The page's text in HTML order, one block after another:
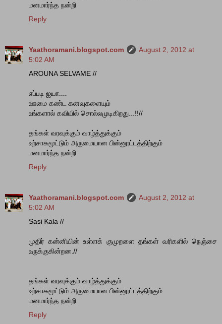
மனமார்ந்த நன்றி
Reply
Yaathoramani.blogspot.com
August 2, 2012 at
5:02 AM
AROUNA SELVAME //
எப்படி ஐயா....
ஊமை கண்ட கனவுகளையும்
உங்களால் கவியில் சொல்லமுடிகிறது...!!//
தங்கள் வரவுக்கும் வாழ்த்துக்கும்
உற்சாகமூட்டும் அருமையான பின்னூட்டத்திற்கும்
மனமார்ந்த நன்றி
Reply
Yaathoramani.blogspot.com
August 2, 2012 at
5:02 AM
Sasi Kala //
முதிர் கன்னியின் உள்ளக் குமுறளை தங்கள் வரிகளில் நெஞ்சை
உருக்குகின்றன.//
தங்கள் வரவுக்கும் வாழ்த்துக்கும்
உற்சாகமூட்டும் அருமையான பின்னூட்டத்திற்கும்
மனமார்ந்த நன்றி
Reply